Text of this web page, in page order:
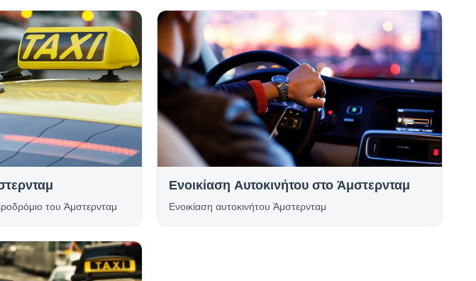
του Άμστερνταμ
Ενοικίαση Αυτοκινήτου στο Άμστερνταμ
Ενοικίαση αυτοκινήτου Άμστερνταμ